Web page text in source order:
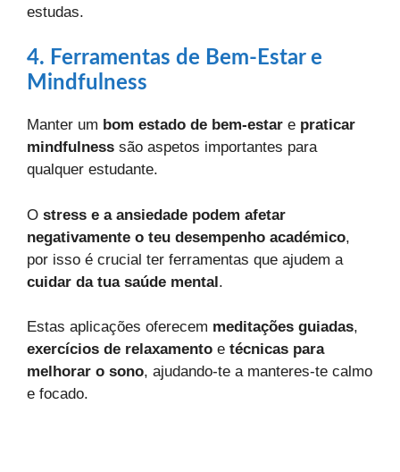
estudas.
4. Ferramentas de Bem-Estar e
Mindfulness
Manter um bom estado de bem-estar e praticar
mindfulness são aspetos importantes para
qualquer estudante.
O stress e a ansiedade podem afetar
negativamente o teu desempenho académico,
por isso é crucial ter ferramentas que ajudem a
cuidar da tua saúde mental.
Estas aplicações oferecem meditações guiadas,
exercícios de relaxamento e técnicas para
melhorar o sono, ajudando-te a manteres-te calmo
e focado.